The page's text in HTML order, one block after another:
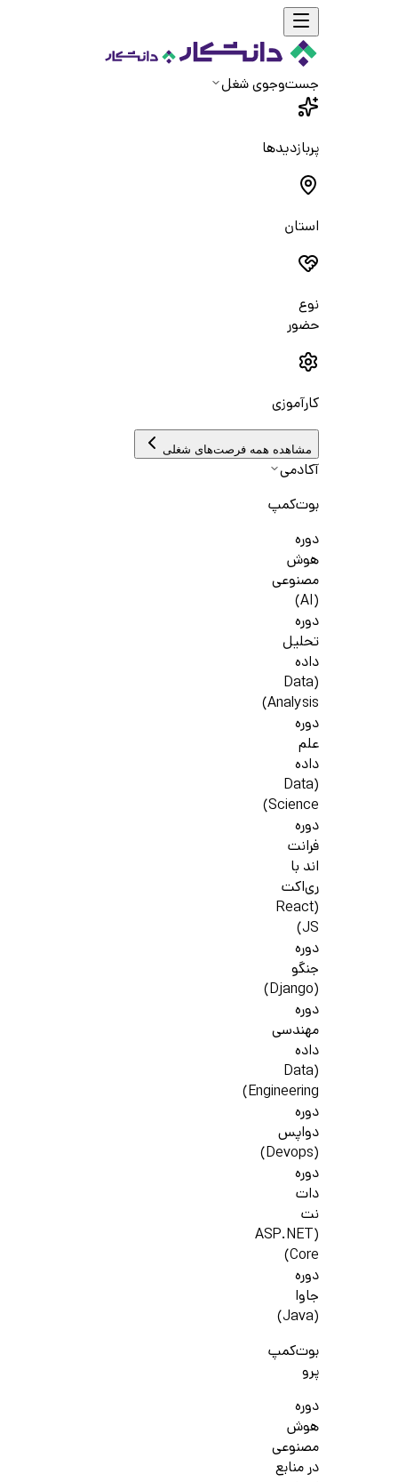
جست‌و‌جوی شغل
پربازدیدها
استان
نوع
حضور
کارآموزی
مشاهده همه فرصت‌های شغلی
آکادمی
بوت‌کمپ
دوره
هوش
مصنوعی
(AI)
دوره
تحلیل
داده
(Data
Analysis)
دوره
علم
داده
(Data
Science)
دوره
فرانت
اند با
ری‌اکت
(React
JS)
دوره
جنگو
(Django)
دوره
مهندسی
داده
(Data
Engineering)
دوره
دواپس
(Devops)
دوره
دات
نت
(ASP.NET
Core)
دوره
جاوا
(Java)
بوت‌کمپ
پرو
دوره
هوش
مصنوعی
در منابع